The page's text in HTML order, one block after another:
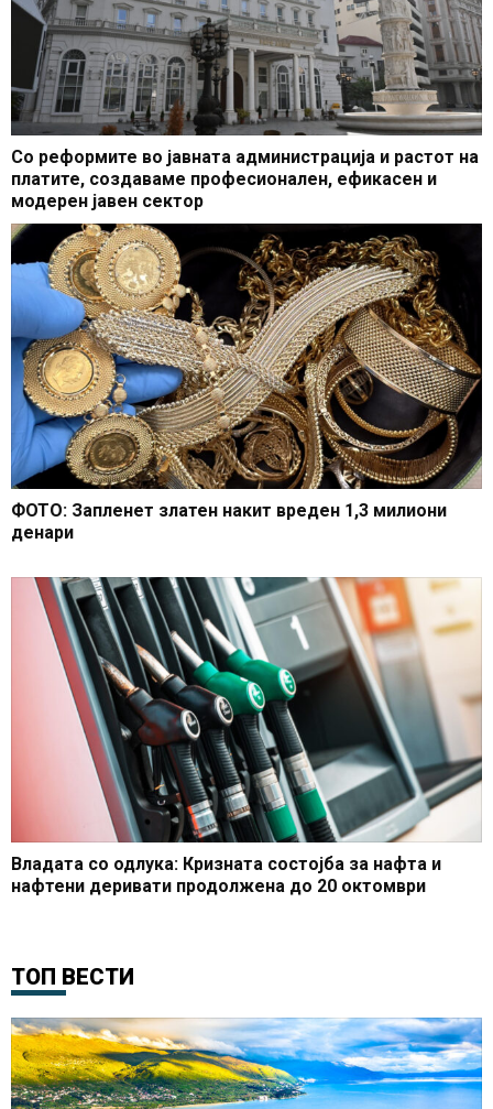
Со реформите во јавната администрација и растот на
платите, создаваме професионален, ефикасен и
модерен јавен сектор
ФОТО: Запленет златен накит вреден 1,3 милиони
денари
Владата со одлука: Кризната состојба за нафта и
нафтени деривати продолжена до 20 октомври
ТОП ВЕСТИ